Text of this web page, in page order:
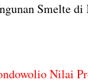
Smelte di
Nilai